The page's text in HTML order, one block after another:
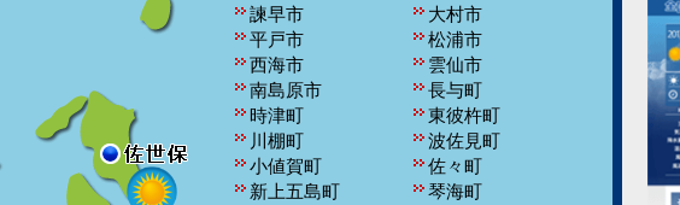
諫早市
大村市
平戸市
松浦市
西海市
雲仙市
南島原市
長与町
時津町
東彼杵町
川棚町
波佐見町
小値賀町
佐々町
新上五島町
琴海町